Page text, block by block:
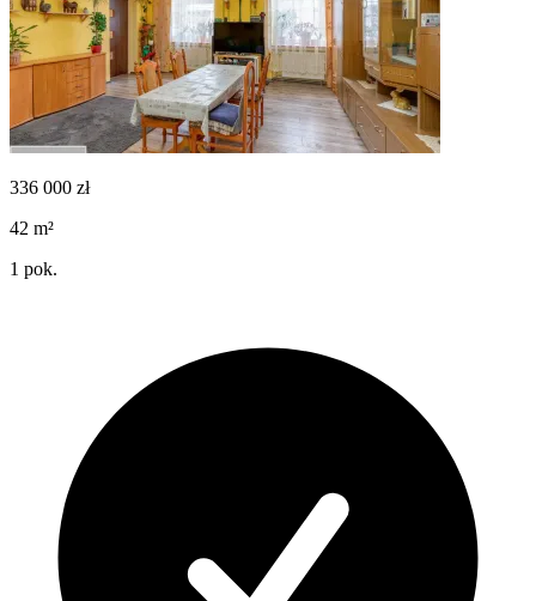
336 000 zł
42 m²
1 pok.